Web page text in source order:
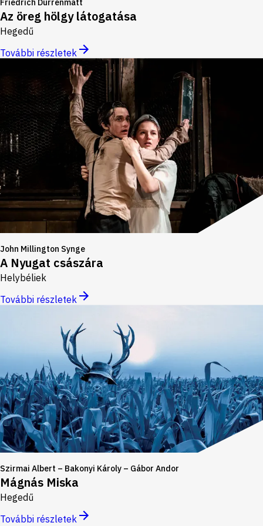
Friedrich Dürrenmatt
Az öreg hölgy látogatása
Hegedű
További részletek
John Millington Synge
A Nyugat császára
Helybéliek
További részletek
Szirmai Albert – Bakonyi Károly – Gábor Andor
Mágnás Miska
Hegedű
További részletek